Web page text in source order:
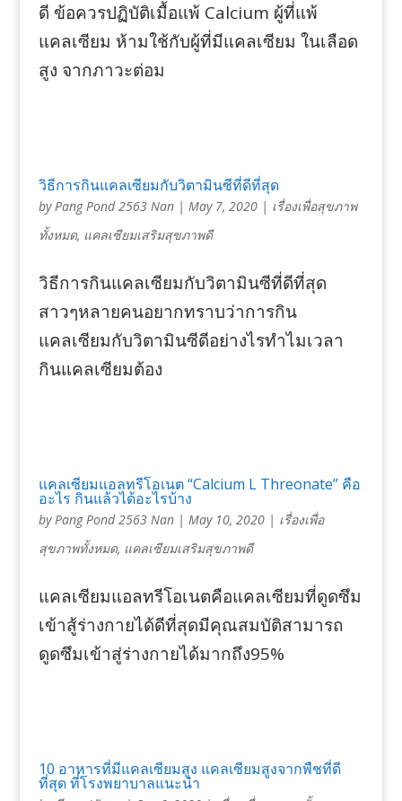
ดี ข้อควรปฏิบัติเมื้อแพ้ Calcium ผู้ที่แพ้
แคลเซียม ห้ามใช้กับผู้ที่มีแคลเซียม ในเลือด
สูง จากภาวะต่อม
วิธีการกินแคลเซียมกับวิตามินซีที่ดีที่สุด
byPang Pond 2563 Nan| May 7, 2020| เรื่องเพื่อสุขภาพ
ทั้งหมด, แคลเซียมเสริมสุขภาพดี
วิธีการกินแคลเซียมกับวิตามินซีที่ดีที่สุด
สาวๆหลายคนอยากทราบว่าการกิน
แคลเซียมกับวิตามินซีดีอย่างไรทำไมเวลา
กินแคลเซียมต้อง
แคลเซียมแอลทรีโอเนต “Calcium L Threonate” คือ
อะไร กินแล้วได้อะไรบ้าง
byPang Pond 2563 Nan| May 10, 2020| เรื่องเพื่อ
สุขภาพทั้งหมด, แคลเซียมเสริมสุขภาพดี
แคลเซียมแอลทรีโอเนตคือแคลเซียมที่ดูดซึม
เข้าสู้ร่างกายได้ดีที่สุดมีคุณสมบัติสามารถ
ดูดซึมเข้าสู่ร่างกายได้มากถึง95%
10 อาหารที่มีแคลเซียมสูง แคลเซียมสูงจากพืชที่ดี
ที่สุด ที่โรงพยาบาลแนะนำ